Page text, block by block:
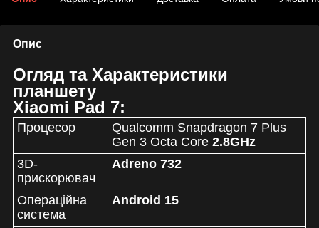
Опис
Огляд та Характеристики
планшету
Xiaomi Pad 7:
Процесор
Qualcomm Snapdragon 7 Plus
Gen 3 Octa Core 2.8GHz
3D-
прискорювач
Adreno 732
Операційна
система
Android 15